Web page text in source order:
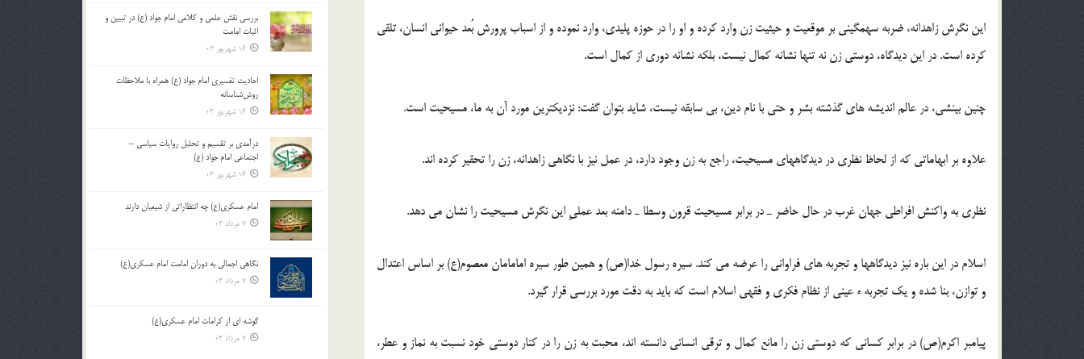
این نگرش زاهدانه، ضربه سهمگینی بر موقعیت و حیثیت زن وارد کرده و او را در حوزه پلیدی، وارد نموده و از اسباب پرورش بُعد حیوانی انسان، تلقی
کرده است. در این دیدگاه، دوستی زن نه تنها نشانه کمال نیست، بلکه نشانه دوری از کمال است.
چنین بینشی، در عالم اندیشه های گذشته بشر و حتی با نام دین، بی سابقه نیست، شاید بتوان گفت: نزدیکترین مورد آن به ما، مسیحیت است.
علاوه بر ابهاماتی که از لحاظ نظری در دیدگاههای مسیحیت، راجع به زن وجود دارد، در عمل نیز با نگاهی زاهدانه، زن را تحقیر کرده اند.
نظری به واکنش افراطی جهان غرب در حال حاضر ـ در برابر مسیحیت قرون وسطا ـ دامنه بعد عملیِ این نگرش مسیحیت را نشان می دهد.
اسلام در این باره نیز دیدگاهها و تجربه های فراوانی را عرضه می کند. سیره رسول خدا(ص) و همین طور سیره امامامان معصوم(ع) بر اساس اعتدال
و توازن، بنا شده و یک تجربه ء عینی از نظام فکری و فقهی اسلام است که باید به دقت مورد بررسی قرار گیرد.
پیامبر اکرم(ص) در برابر کسانی که دوستی زن را مانع کمال و ترقی انسانی دانسته اند، محبت به زن را در کنار دوستی خود نسبت به نماز و عطر،
بررسی نقش علمی و کلامی امام جواد (ع) در تبیین و
اثبات امامت
16 شهریور 03
احادیث تفسیری امام جواد (ع) همراه با ملاحظات
روش‌شناسانه
16 شهریور 03
درآمدی بر تقسیم و تحلیل روایات سیاسی –
اجتماعی امام جواد (ع)
16 شهریور 03
امام عسکری(ع) چه انتظاراتی از شیعیان دارند
7 مرداد 03
نگاهی اجمالی به دوران امامت امام عسکری(ع)
7 مرداد 03
گوشه ای از کرامات امام عسکری(ع)
7 مرداد 03